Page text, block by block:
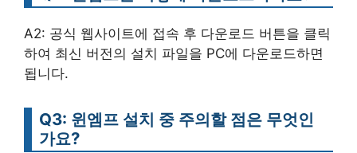
A2: 공식 웹사이트에 접속 후 다운로드 버튼을 클릭
하여 최신 버전의 설치 파일을 PC에 다운로드하면
됩니다.
Q3: 윈엠프 설치 중 주의할 점은 무엇인
가요?